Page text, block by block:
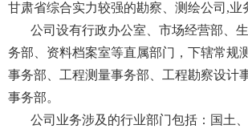
甘肃省综合实力较强的勘察、测绘公司,业
公司设有行政办公室、市场经营部、
务部、资料档案室等直属部门，下辖常规
事务部、工程测量事务部、工程勘察设计
事务部。
公司业务涉及的行业部门包括：国土